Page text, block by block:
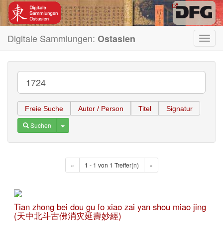
Digitale Sammlungen: Ostasien
Freie Suche Autor / Person Titel Signatur
Suchen Toggle Dropdown
« 1 - 1 von 1 Treffer(n) »
Tian zhong bei dou gu fo xiao zai yan shou miao jing
(天中北斗古佛消灾延壽妙經)